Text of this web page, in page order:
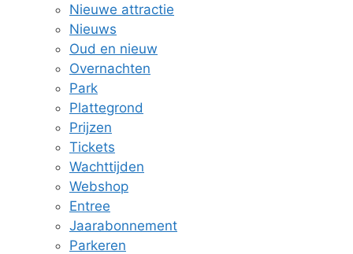
Nieuwe attractie
Nieuws
Oud en nieuw
Overnachten
Park
Plattegrond
Prijzen
Tickets
Wachttijden
Webshop
Entree
Jaarabonnement
Parkeren